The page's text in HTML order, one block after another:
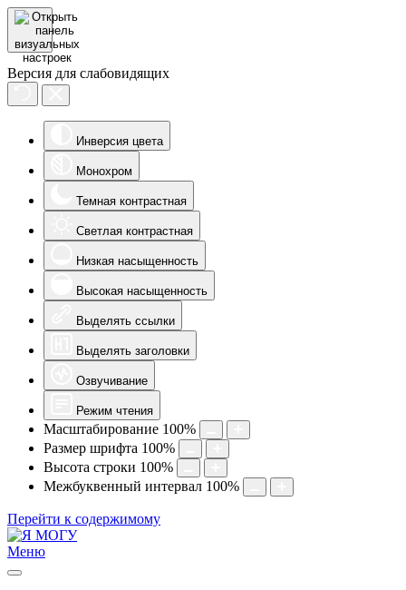
Версия для слабовидящих
Инверсия цвета
Монохром
Темная контрастная
Светлая контрастная
Низкая насыщенность
Высокая насыщенность
Выделять ссылки
Выделять заголовки
Озвучивание
Режим чтения
Масштабирование 100%
Размер шрифта 100%
Высота строки 100%
Межбуквенный интервал 100%
Перейти к содержимому
Меню